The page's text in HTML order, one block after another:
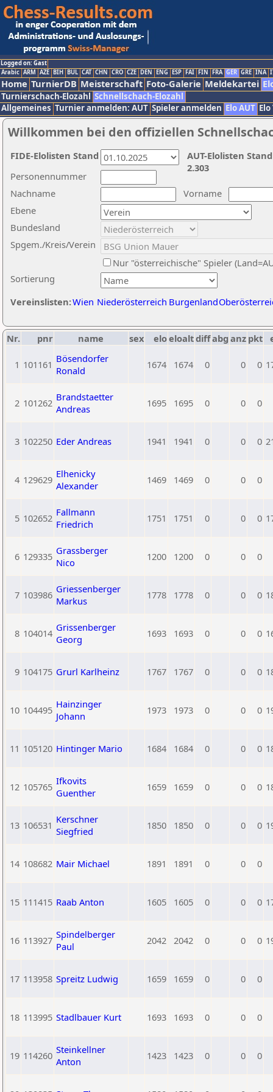
Logged on: Gast
Arabic ARM AZE BIH BUL CAT CHN CRO CZE DEN ENG ESP FAI FIN FRA GER GRE INA
Home TurnierDB Meisterschaft Foto-Galerie Meldekartei
Turnierschach-Elozahl Schnellschach-Elozahl
Allgemeines Turnier anmelden: AUT Spieler anmelden Elo AUT
Willkommen bei den offiziellen
Nachname
Vorname
Ebene
Sortierung
Personennummer
Bundesland
Spgem./Kreis/Verein
Nur "österreichische" Spieler
Vereinslisten:Wien Niederösterreich Burgenland
AUT-Elolisten
2.303
FIDE-Elolisten Stand
Nr. pnr name sex eloeloaltdiffabg anz pkt
1 101161 Bösendorfer
Ronald
1674 1674 0 0 0
2 101262 Brandstaetter
Andreas
1695 1695 0 0 0
3 102250 Eder Andreas 1941 1941 0 0 0
4 129629 Elhenicky
Alexander
1469 1469 0 0 0
5 102652 Fallmann
Friedrich
1751 1751 0 0 0
6 129335 Grassberger
Nico
1200 1200 0 0 0
7 103986 Griessenberger
Markus
1778 1778 0 0 0
8 104014 Grissenberger
Georg
1693 1693 0 0 0
9 104175 Grurl Karlheinz 1767 1767 0 0 0
10 104495 Hainzinger
Johann
1973 1973 0 0 0
11 105120 Hintinger Mario 1684 1684 0 0 0
12 105765 Ifkovits
Guenther
1659 1659 0 0 0
13 106531 Kerschner
Siegfried
1850 1850 0 0 0
14 108682 Mair Michael 1891 1891 0 0 0
15 111415 Raab Anton 1605 1605 0 0 0
16 113927 Spindelberger
Paul
2042 2042 0 0 0
17 113958 Spreitz Ludwig 1659 1659 0 0 0
18 113995 Stadlbauer Kurt 1693 1693 0 0 0
19 114260 Steinkellner
Anton
1423 1423 0 0 0